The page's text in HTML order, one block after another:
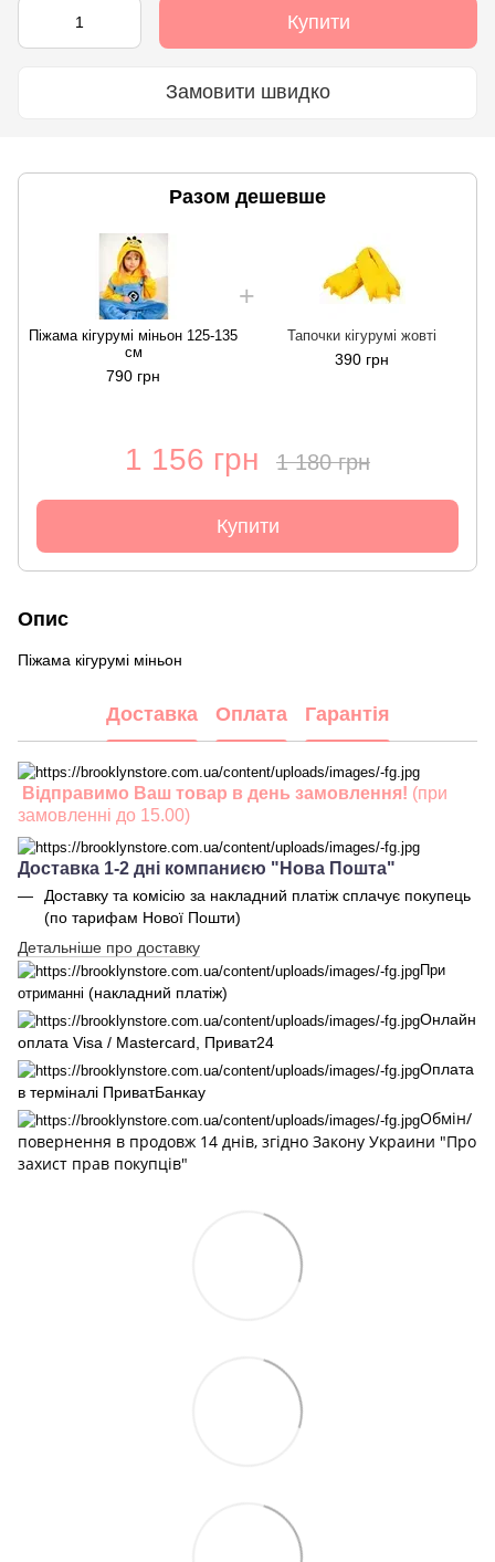
Купити
Замовити швидко
Разом дешевше
Піжама кігурумі міньон 125-135
см
790 грн
Тапочки кігурумі жовті
390 грн
1 156 грн 1 180 грн
Купити
Опис
Піжама кігурумі міньон
Доставка Оплата Гарантія
Відправимо Ваш товар в день замовлення! (при
замовленні до 15.00)
Доставка 1-2 дні компаниєю "Нова Пошта"
Доставку та комісію за накладний платіж сплачує покупець
(по тарифам Нової Пошти)
Детальніше про доставку
При
отриманні (накладний платіж)
Онлайн
оплата Visa / Mastercard, Приват24
Оплата
в терміналі ПриватБанкау
Обмін/
повернення в продовж 14 днів, згідно Закону Украини "Про
захист прав покупців"